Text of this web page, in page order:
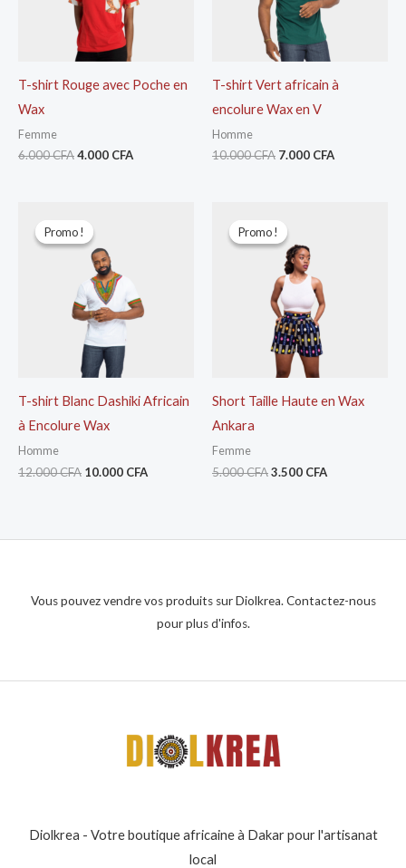
T-shirt Rouge avec Poche en
Wax
Femme
6.000CFA4.000 CFA
T-shirt Vert africain à
encolure Wax en V
Homme
10.000CFA 7.000 CFA
Promo !
Promo !
T-shirt Blanc Dashiki Africain
à Encolure Wax
Homme
12.000CFA
initial
était :
12.000 CFA.
10.000 CFA
Promo !
Promo !
Short Taille Haute en Wax
Ankara
Femme
5.000CFA
prix
initial
était :
5.000 CFA.
3.500 CFA
Vous pouvez vendre vos produits sur Diolkrea. Contactez-nous
pour plus d'infos.
Diolkrea - Votre boutique africaine à Dakar pour l'artisanat
local